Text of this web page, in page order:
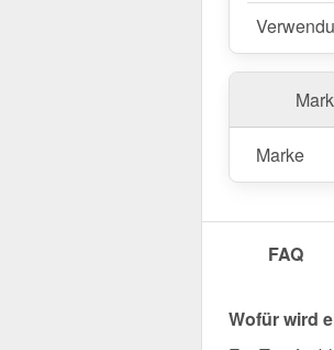
Wegen
Marke
FAQ
Wofür wird